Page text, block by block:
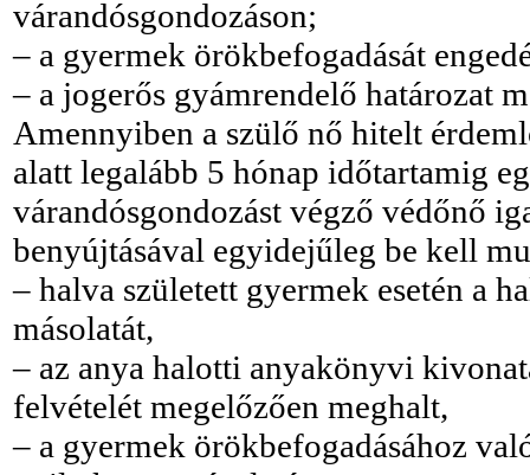
várandósgondozáson;
– a gyermek örökbefogadását
– a jogerős gyámrendelő határozat
Amennyiben a szülő nő hitelt
alatt legalább 5 hónap időtartamig
várandósgondozást végző védőnő
benyújtásával egyidejűleg be kell
– halva született gyermek esetén a
másolatát,
– az anya halotti anyakönyvi
felvételét megelőzően meghalt,
– a gyermek örökbefogadásához